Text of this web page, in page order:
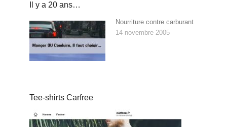
Il y a 20 ans…
Nourriture contre carburant
14 novembre 2005
Tee-shirts Carfree